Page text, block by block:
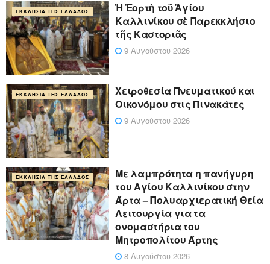
ΕΚΚΛΗΣΊΑ ΤΗΣ ΕΛΛΆΔΟΣ
Ἡ Ἑορτὴ τοῦ Ἁγίου
Καλλινίκου σὲ Παρεκκλήσιο
τῆς Καστοριᾶς
9 Αυγούστου 2026
ΕΚΚΛΗΣΊΑ ΤΗΣ ΕΛΛΆΔΟΣ
Χειροθεσία Πνευματικού και
Οικονόμου στις Πινακάτες
9 Αυγούστου 2026
ΕΚΚΛΗΣΊΑ ΤΗΣ ΕΛΛΆΔΟΣ
Με λαμπρότητα η πανήγυρη
του Αγίου Καλλινίκου στην
Άρτα – Πολυαρχιερατική Θεία
Λειτουργία για τα
ονομαστήρια του
Μητροπολίτου Άρτης
8 Αυγούστου 2026